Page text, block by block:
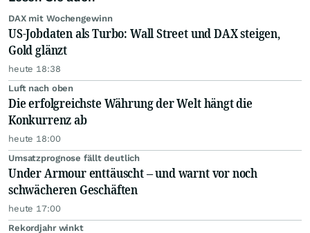
DAX mit Wochengewinn
US-Jobdaten als Turbo: Wall Street und DAX steigen,
Gold glänzt
heute 18:38
Luft nach oben
Die erfolgreichste Währung der Welt hängt die
Konkurrenz ab
heute 18:00
Umsatzprognose fällt deutlich
Under Armour enttäuscht – und warnt vor noch
schwächeren Geschäften
heute 17:00
Rekordjahr winkt